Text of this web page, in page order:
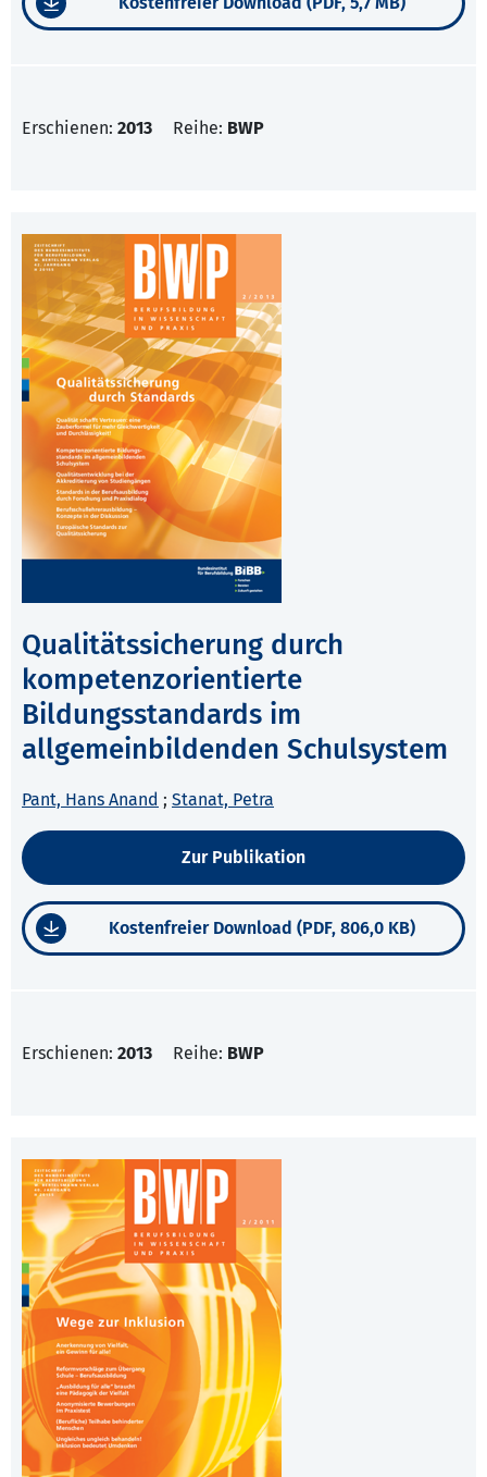
Erschienen: 2013 Reihe: BWP
Qualitätssicherung durch
kompetenzorientierte
Bildungsstandards im
allgemeinbildenden Schulsystem
Pant, Hans Anand ; Stanat, Petra
Zur Publikation
Kostenfreier Download (PDF, 806,0 KB)
Erschienen: 2013 Reihe: BWP